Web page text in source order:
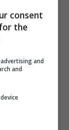
consent
the
and
and